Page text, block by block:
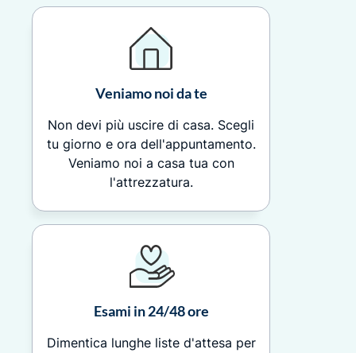
Veniamo noi da te
Non devi più uscire di casa. Scegli
tu giorno e ora dell'appuntamento.
Veniamo noi a casa tua con
l'attrezzatura.
Esami in 24/48 ore
Dimentica lunghe liste d'attesa per